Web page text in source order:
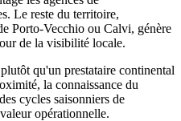
Le reste du territoire,
Porto-Vecchio ou Calvi, génère
de la visibilité locale.
qu'un prestataire continental
la connaissance du
cycles saisonniers de
opérationnelle.